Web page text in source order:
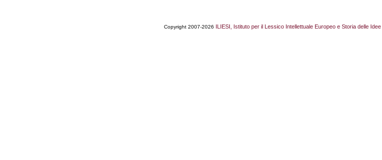
Copyright 2007-2026 ILIESI, Istituto per il Lessico Intellettuale Europeo e Storia delle Idee